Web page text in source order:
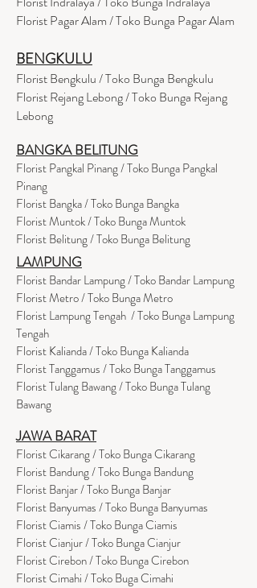
Florist Pagar Alam / Toko Bunga Pagar Alam
BENGKULU
Florist Bengkulu / Toko Bunga Bengkulu
Florist Rejang Lebong / Toko Bunga Rejang
Lebong
BANGKA BELITUNG
Florist Pangkal Pinang / Toko Bunga Pangkal
Pinang
Florist Bangka / Toko Bunga Bangka
Florist Muntok / Toko Bunga Muntok
Florist Belitung / Toko Bunga Belitung
LAMPUNG
Florist Bandar Lampung / Toko Bandar Lampung
Florist Metro / Toko Bunga Metro
Florist Lampung Tengah / Toko Bunga Lampung
Tengah
Florist Kalianda / Toko Bunga Kalianda
Florist Tanggamus / Toko Bunga Tanggamus
Florist Tulang Bawang / Toko Bunga Tulang
Bawang
JAWA BARAT
Florist Cikarang/ Toko Bunga Cikarang
Florist Bandung / Toko Bunga Bandung
Florist Banjar / Toko Bunga Banjar
Florist Banyumas / Toko Bunga Banyumas
Florist Ciamis / Toko Bunga Ciamis
Florist Cianjur / Toko Bunga Cianjur
Florist Cirebon / Toko Bunga Cirebon
Florist Cimahi / Toko Buga Cimahi